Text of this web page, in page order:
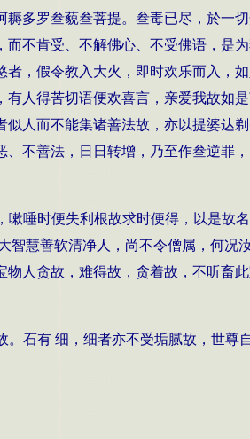
多罗叁藐叁菩提。叁毒已尽，於一
不肯受、不解佛心、不受佛语，是
，假令教入大火，即时欢乐而入，如
人得苦切语便欢喜言，亲爱我故如
人而不能集诸善法故，亦以提婆达
不善法，日日转增，乃至作叁逆罪
唾时便失利根故求时便得，以是故
智慧善软清净人，尚不令僧属，何况
人贪故，难得故，贪着故，不听畜
石有 细，细者亦不受垢腻故，世尊